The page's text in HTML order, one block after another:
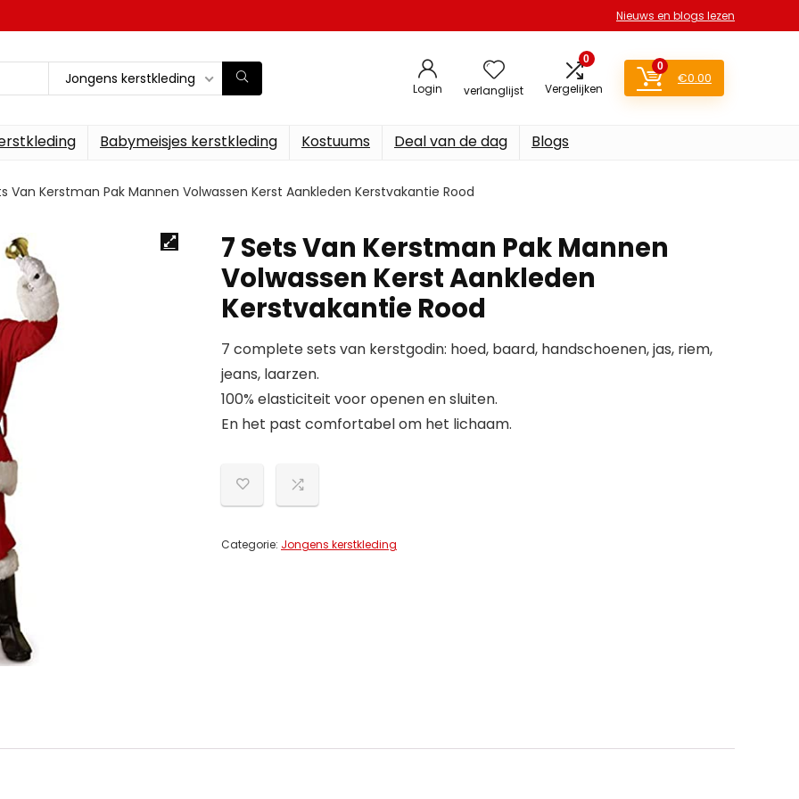
Nieuws en blogs lezen
Jongens kerstkleding
Login verlanglijst
0
Vergelijken
0
€0.00
Babymeisjes kerstkleding Kostuums Deal van de dag Blogs
Van Kerstman Pak Mannen Volwassen Kerst Aankleden Kerstvakantie Rood
7 Sets Van Kerstman Pak Mannen
Volwassen Kerst Aankleden
Kerstvakantie Rood
7 complete sets van kerstgodin: hoed, baard, handschoenen, jas, riem,
jeans, laarzen.
100% elasticiteit voor openen en sluiten.
En het past comfortabel om het lichaam.
Categorie: Jongens kerstkleding